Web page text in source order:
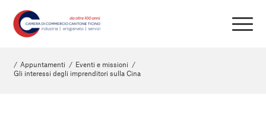
/ Appuntamenti / Eventi e missioni /
Gli interessi degli imprenditori sulla Cina